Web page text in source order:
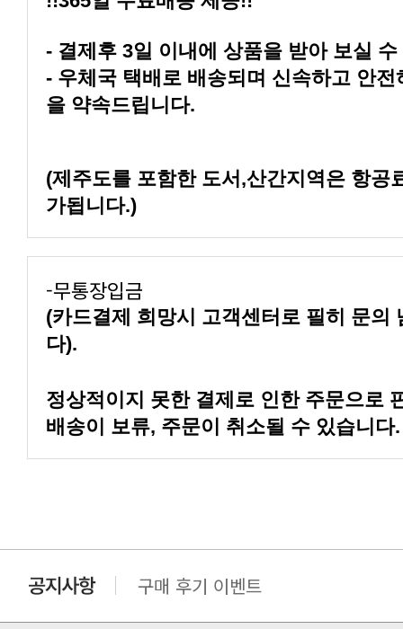
- 결제후 3일 이내에 상품을 받아 보실
을 약속드립니다.
가됩니다.)
-무통장입금
다).
배송이 보류, 주문이 취소될 수 있습니다.
클린 공장명 변경